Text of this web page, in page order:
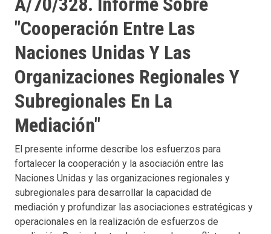
"Cooperación Entre Las
Naciones Unidas Y Las
Organizaciones Regionales Y
Subregionales En La
Mediación"
El presente informe describe los esfuerzos para
fortalecer la cooperación y la asociación entre las
Naciones Unidas y las organizaciones regionales y
subregionales para desarrollar la capacidad de
mediación y profundizar las asociaciones estratégicas y
operacionales en la realización de esfuerzos de